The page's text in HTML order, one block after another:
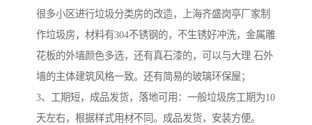
很多小区进行垃圾分类房的改造，上海齐盛岗亭厂家制
作垃圾房，材料有304不锈钢的，不生锈好冲洗，金属雕
花板的外墙颜色多选，还有真石漆的，可以与大理 石外
墙的主体建筑风格一致。还有简易的玻璃环保屋；
3、工期短，成品发货，落地可用：一般垃圾房工期为10
天左右，根据样式用材不同。成品发货，安装方便。